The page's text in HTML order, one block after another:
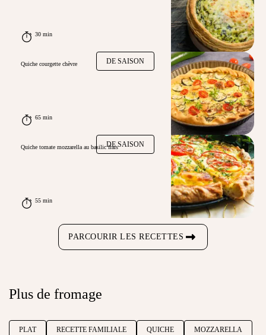
30 min
DE SAISON
Quiche courgette chèvre
65 min
DE SAISON
Quiche tomate mozzarella au basilic frais
55 min
PARCOURIR LES RECETTES
Plus de fromage
PLAT RECETTE FAMILIALE QUICHE MOZZARELLA